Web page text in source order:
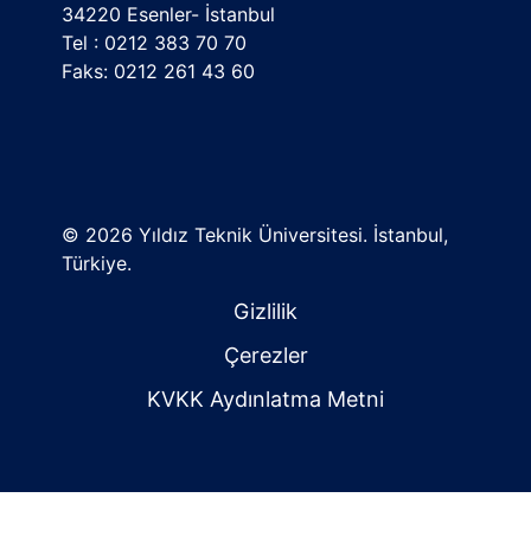
34220 Esenler- İstanbul
Tel : 0212 383 70 70
Faks: 0212 261 43 60
© 2026 Yıldız Teknik Üniversitesi. İstanbul,
Türkiye.
Gizlilik
Çerezler
KVKK Aydınlatma Metni